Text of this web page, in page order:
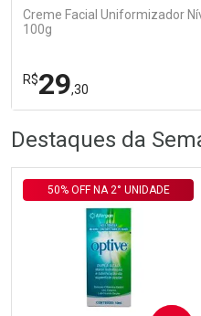
Creme Facial Uniformizador
100g
R$29,30
Laboratório
Ativar Desconto
Por Menos
Destaques da
50% OFF NA 2° UNIDADE